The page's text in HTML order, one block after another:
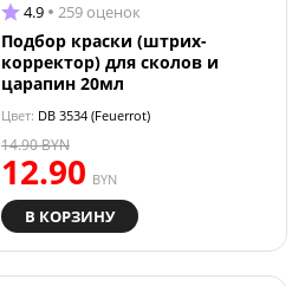
4.9 259 оценок
Подбор краски (штрих-
корректор) для сколов и
царапин 20мл
Цвет: DB 3534 (Feuerrot)
12.90 BYN
14.90BYN
В КОРЗИНУ